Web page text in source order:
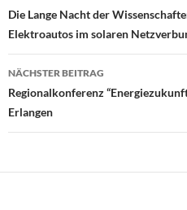
Die Lange Nacht der
Elektroautos im solaren
NÄCHSTER BEITRAG
Regionalkonferenz
Erlangen